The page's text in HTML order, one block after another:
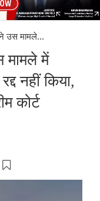
ने उस मामले...
मामले में
नहीं किया,
कोर्ट